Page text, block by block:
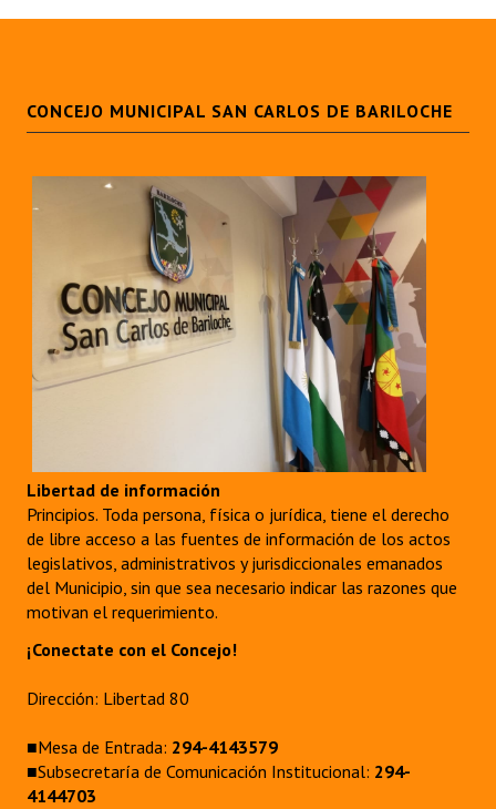
CONCEJO MUNICIPAL SAN CARLOS DE BARILOCHE
Libertad de información
Principios. Toda persona, física o jurídica, tiene el derecho
de libre acceso a las fuentes de información de los actos
legislativos, administrativos y jurisdiccionales emanados
del Municipio, sin que sea necesario indicar las razones que
motivan el requerimiento.
¡Conectate con el Concejo!
Dirección: Libertad 80
■Mesa de Entrada: 294-4143579
■Subsecretaría de Comunicación Institucional: 294-
4144703